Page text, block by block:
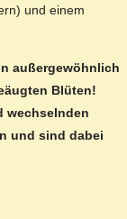
und einem
außergewöhnlich
Blüten!
wechselnden
und sind dabei